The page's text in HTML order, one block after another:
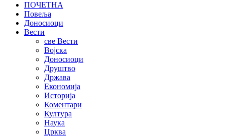
ПОЧЕТНА
Повеља
Доносиоци
Вести
све Вести
Војска
Доносиоци
Друштво
Држава
Економија
Историја
Коментари
Култура
Наука
Црква